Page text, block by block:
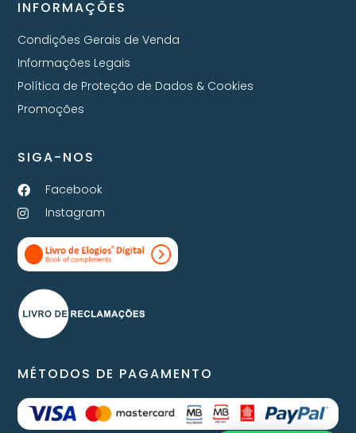
INFORMAÇÕES
Condições Gerais de Venda
Informações Legais
Política de Proteção de Dados & Cookies
Promoções
SIGA-NOS
Facebook
Instagram
MÉTODOS DE PAGAMENTO